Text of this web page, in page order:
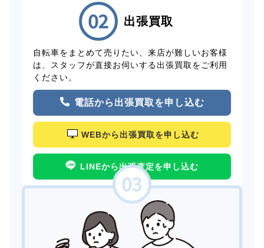
出張買取
自転車をまとめて売りたい、来店が難しいお客様
は、スタッフが直接お伺いする出張買取をご利用
ください。
電話から出張買取を申し込む
WEBから出張買取を申し込む
LINEから出張査定を申し込む